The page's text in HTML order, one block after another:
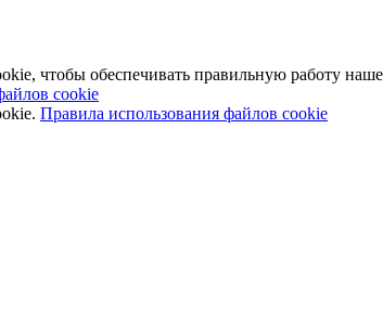
чтобы обеспечивать правильную работу
cookie
Правила использования файлов cookie